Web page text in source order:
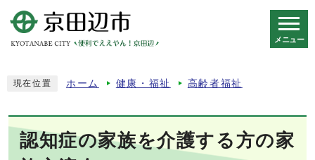
メニュー
現在位置 ホーム 健康・福祉 高齢者福祉
認知症の家族を介護する方の家